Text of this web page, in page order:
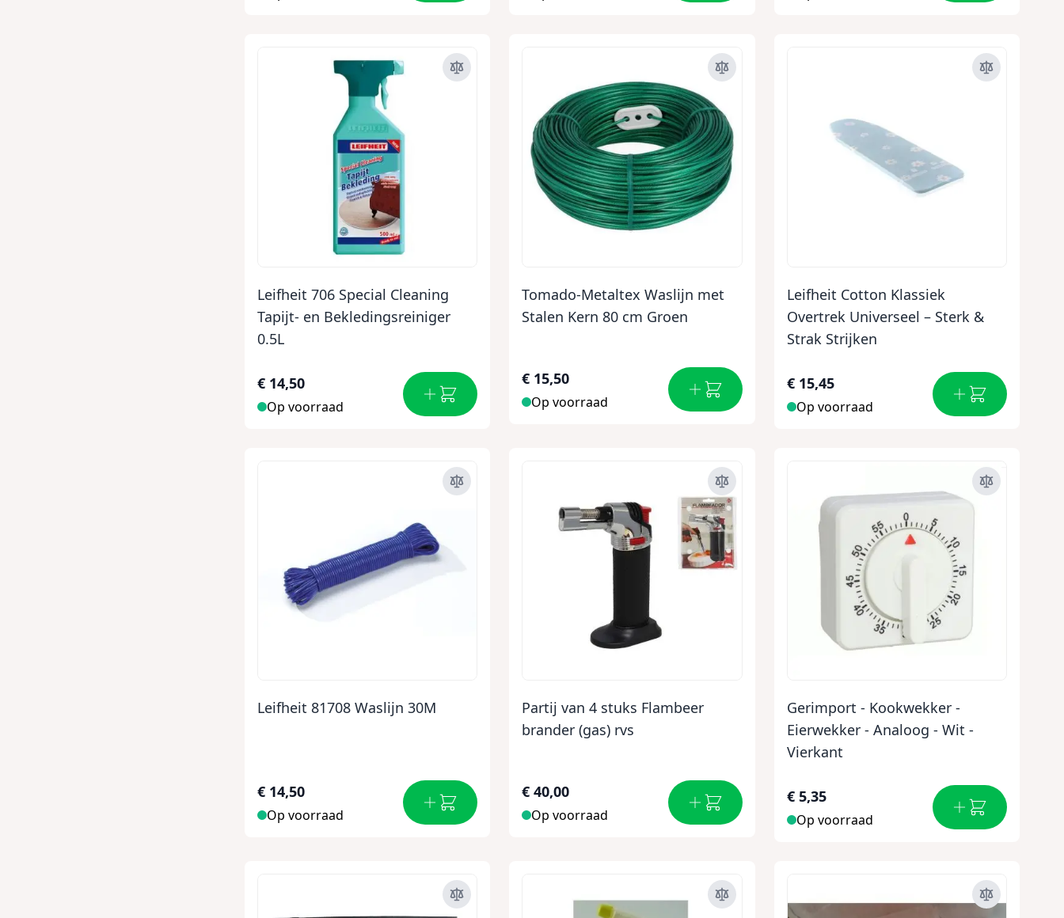
Leifheit 706 Special Cleaning
Tapijt- en Bekledingsreiniger
0.5L
€ 14,50
Op voorraad
Tomado-Metaltex Waslijn met
Stalen Kern 80 cm Groen
€ 15,50
Op voorraad
Leifheit Cotton Klassiek
Overtrek Universeel – Sterk &
Strak Strijken
€ 15,45
Op voorraad
Leifheit 81708 Waslijn 30M
€ 14,50
Op voorraad
Partij van 4 stuks Flambeer
brander (gas) rvs
€ 40,00
Op voorraad
Gerimport - Kookwekker -
Eierwekker - Analoog - Wit -
Vierkant
€ 5,35
Op voorraad